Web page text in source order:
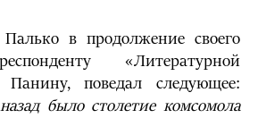
в продолжение своего
«Литературной
поведал следующее:
было столетие комсомола